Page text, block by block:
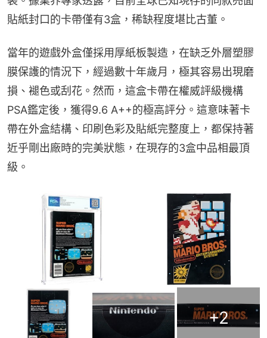
貼紙封口的卡帶僅有3盒，稀缺程度堪比古董。
當年的遊戲外盒僅採用厚紙板製造，在缺乏外層塑膠
膜保護的情況下，經過數十年歲月，極其容易出現磨
損、褪色或刮花。然而，這盒卡帶在權威評級機構
PSA鑑定後，獲得9.6 A++的極高評分。這意味著卡
帶在外盒結構、印刷色彩及貼紙完整度上，都保持著
近乎剛出廠時的完美狀態，在現存的3盒中品相最頂
級。
+2